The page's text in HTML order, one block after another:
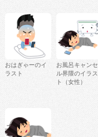
おはぎゃーのイ
ラスト
お風呂キャンセ
ル界隈のイラス
ト（女性）